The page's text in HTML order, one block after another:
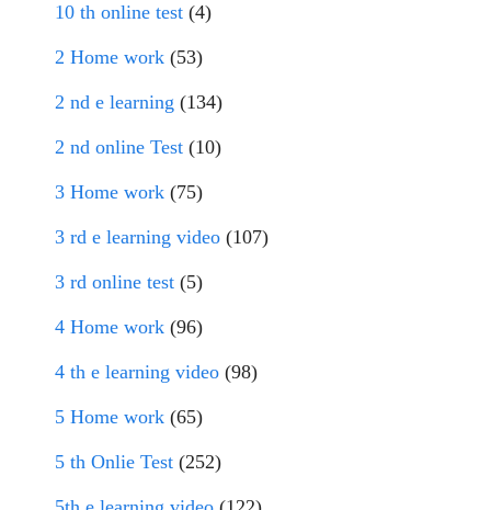
10 th online test (4)
2 Home work (53)
2 nd e learning (134)
2 nd online Test (10)
3 Home work (75)
3 rd e learning video (107)
3 rd online test (5)
4 Home work (96)
4 th e learning video (98)
5 Home work (65)
5 th Onlie Test (252)